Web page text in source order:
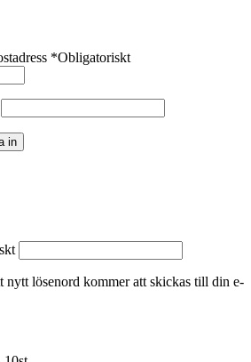
*Obligatoriskt
in
nytt lösenord kommer att skickas till din e-